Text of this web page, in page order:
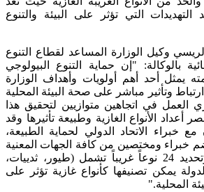
التهديدات التي تؤثر على البيئة والتنوع
وكيل الوزارة المساعد لقطاع التنوع
بالوكالة: "إن حماية التنوع البيولوجي
يمثل أحد أهم أولويات وأهداف الوزارة
وتأثير مباشر على صحة البيئة المحلية
العمل في اتجاهين متوازيين لتحقيق هذا
أعداد الأنواع الغازية وطبيعة تأثيرها وقد
مع خبراء الاتحاد الدولي لحماية الطبيعة،
خبراء ومختصين من كافة الجهات المعنية
في الدولة من رصد وتحديد 24 نوعاً غريباً تشمل (طيور، ثدييات،
يمكن تصنيفها كأنواع غازية تؤثر على
المحلية."